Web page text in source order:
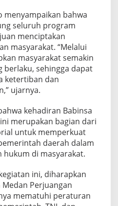
menyampaikan bahwa
seluruh program
menciptakan
masyarakat. “Melalui
masyarakat semakin
berlaku, sehingga dapat
ketertiban dan
ujarnya.
kehadiran Babinsa
merupakan bagian dari
untuk memperkuat
daerah dalam
hukum di masyarakat.
ini, diharapkan
Perjuangan
mematuhi peraturan